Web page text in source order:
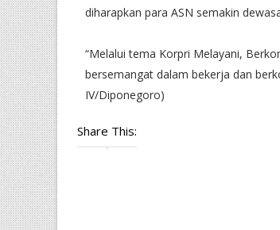
diharapkan para ASN semakin
“Melalui tema Korpri Melayani,
bersemangat dalam bekerja dan
IV/Diponegoro)
Share This: